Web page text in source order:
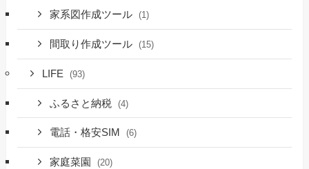
家系図作成ツール (1)
間取り作成ツール (15)
LIFE (93)
ふるさと納税 (4)
電話・格安SIM (6)
家庭菜園 (20)